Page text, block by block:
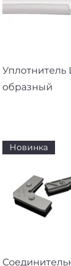
Быстрый
Уплотнитель
образный
Быстрый
Новинка